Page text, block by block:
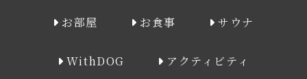
お部屋 お食事 サウナ
WithDOG アクティビティ